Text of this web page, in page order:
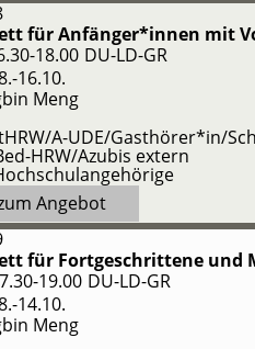
für Anfänger*innen mit
18.00 DU-LD-GR
16.10.
Meng
A-UDE/Gasthörer*in/
HRW/Azubis extern
Angebot
für Fortgeschrittene und
19.00 DU-LD-GR
14.10.
Meng